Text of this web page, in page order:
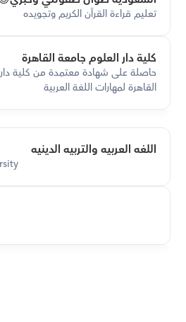
تعليم قراءة القرآن الكريم وتجويده
كلية دار العلوم جامعة القاهرة
القاهرة لمهارات اللغة العربية
اللغه العربيه والتربيه الدينيه